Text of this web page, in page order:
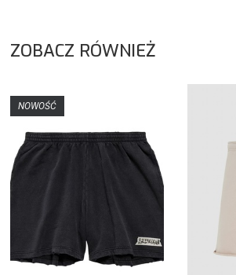
ZOBACZ RÓWNIEŻ
NOWOŚĆ